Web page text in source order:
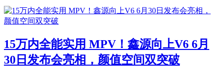
15万内全能实用 MPV！鑫源向上V6 6月
30日发布会亮相，颜值空间双突破